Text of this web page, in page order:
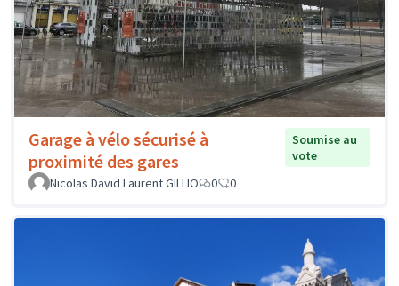
Garage à vélo sécurisé à
proximité des gares
Soumise au
vote
Nicolas David Laurent GILLIO
0 0